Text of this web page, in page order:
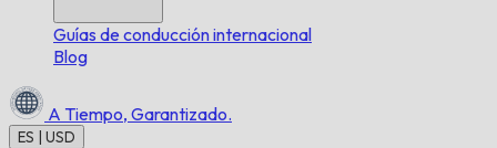
Guías de conducción internacional
Blog
A Tiempo, Garantizado.
ES | USD